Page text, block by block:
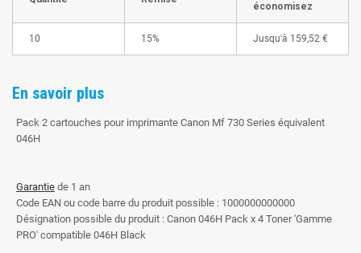
économisez
10 15% Jusqu'à 159,52 €
En savoir plus
Pack 2 cartouches pour imprimante Canon Mf 730 Series équivalent
046H
Garantie de 1 an
Code EAN ou code barre du produit possible : 1000000000000
Désignation possible du produit : Canon 046H Pack x 4 Toner 'Gamme
PRO' compatible 046H Black